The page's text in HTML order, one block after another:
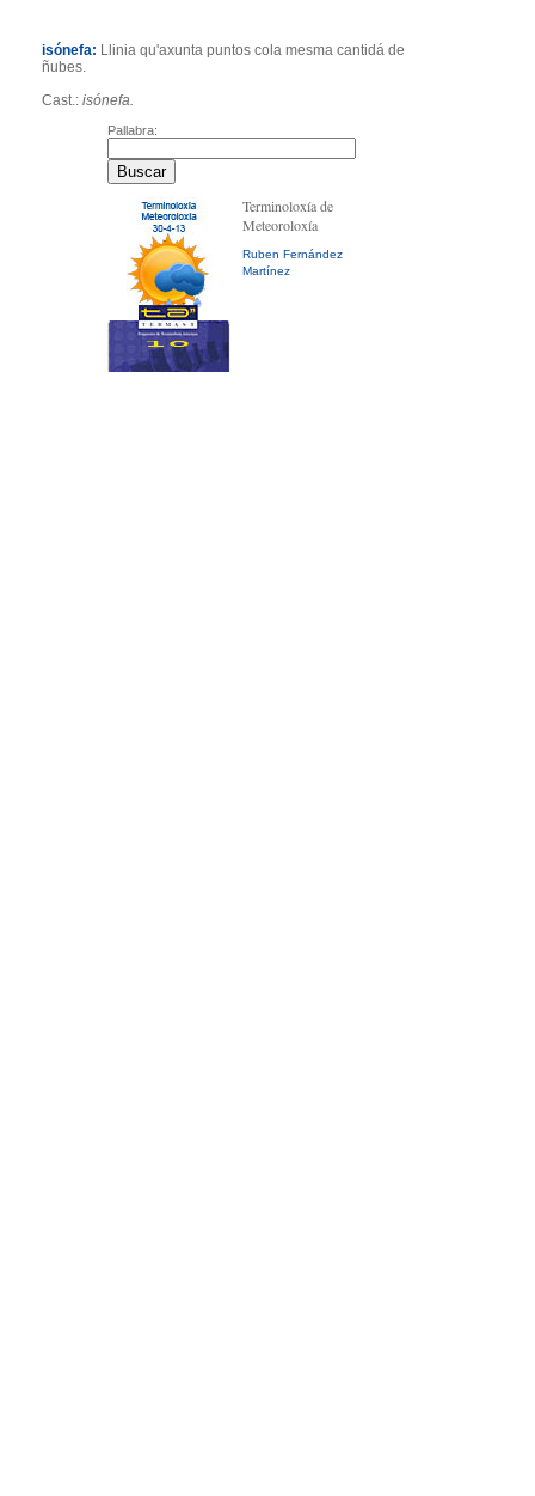
isónefa: Llinia qu'axunta puntos cola mesma cantidá de
ñubes.
Cast.: isónefa.
Pallabra:
Terminoloxía de
Meteoroloxía
Ruben Fernández
Martínez